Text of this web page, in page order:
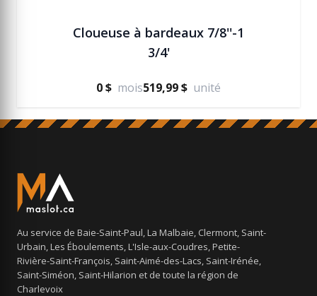
Cloueuse à bardeaux 7/8''-1
3/4'
0 $ mois519,99 $ unité
Au service de Baie-Saint-Paul, La Malbaie, Clermont, Saint-
Urbain, Les Éboulements, L'Isle-aux-Coudres, Petite-
Rivière-Saint-François, Saint-Aimé-des-Lacs, Saint-Irénée,
Saint-Siméon, Saint-Hilarion et de toute la région de
Charlevoix